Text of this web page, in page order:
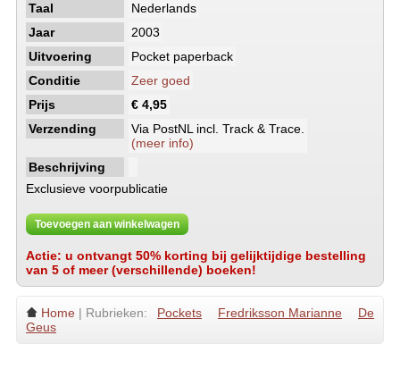
Taal
Nederlands
Jaar
2003
Uitvoering
Pocket paperback
Conditie
Zeer goed
Prijs
€ 4,95
Verzending
Via PostNL incl. Track & Trace.
(meer info)
Beschrijving
Exclusieve voorpublicatie
Toevoegen aan winkelwagen
Actie: u ontvangt 50% korting bij gelijktijdige bestelling
van 5 of meer (verschillende) boeken!
Home | Rubrieken: Pockets Fredriksson Marianne
De
Geus